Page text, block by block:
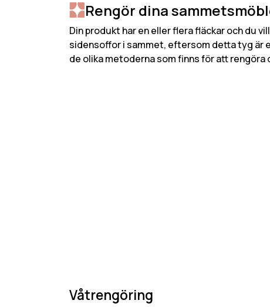
Rengör dina
Din produkt har en eller flera fläckar och du
sidensoffor i sammet, eftersom detta tyg är
de olika metoderna som finns för att rengöra
Våtrengöring